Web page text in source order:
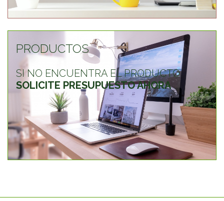
PRODUCTOS
SI NO ENCUENTRA EL PRODUCTO
SOLICITE PRESUPUESTO AHORA